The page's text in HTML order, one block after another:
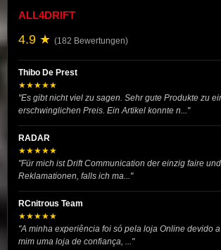
ALL4DRIFT
4.9 ★ (182 Bewertungen)
Thibo De Prest
★★★★★
"Es gibt nicht viel zu sagen. Sehr gute Produkte zu
erschwinglichen Preis. Ein Artikel konnte n..."
RADAR
★★★★★
"Für mich ist Drift Communication der einzig faire
Reklamationen, falls ich ma..."
RCnitrous Team
★★★★★
"A minha experiência foi só pela loja Online devido
mim uma loja de confiança, ..."